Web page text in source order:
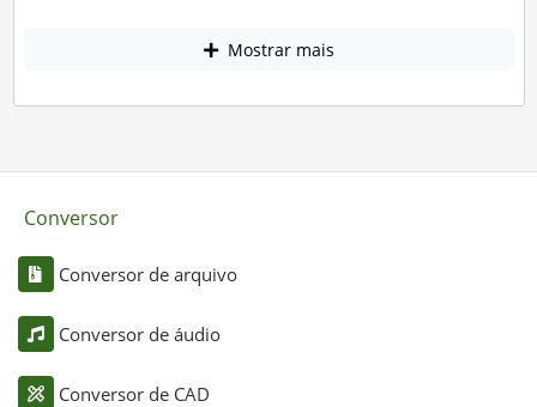
Mostrar mais
Conversor
Conversor de arquivo
Conversor de áudio
Conversor de CAD